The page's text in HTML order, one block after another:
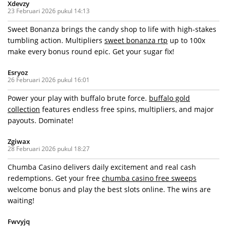
Xdevzy
23 Februari 2026 pukul 14:13
Sweet Bonanza brings the candy shop to life with high-stakes
tumbling action. Multipliers sweet bonanza rtp up to 100x
make every bonus round epic. Get your sugar fix!
Esryoz
26 Februari 2026 pukul 16:01
Power your play with buffalo brute force. buffalo gold
collection features endless free spins, multipliers, and major
payouts. Dominate!
Zgiwax
28 Februari 2026 pukul 18:27
Chumba Casino delivers daily excitement and real cash
redemptions. Get your free chumba casino free sweeps
welcome bonus and play the best slots online. The wins are
waiting!
Fwvyjq